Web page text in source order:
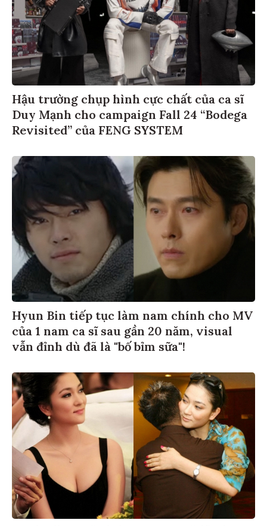
Hậu trường chụp hình cực chất của ca sĩ
Duy Mạnh cho campaign Fall 24 “Bodega
Revisited” của FENG SYSTEM
Hyun Bin tiếp tục làm nam chính cho MV
của 1 nam ca sĩ sau gần 20 năm, visual
vẫn đỉnh dù đã là "bố bỉm sữa"!